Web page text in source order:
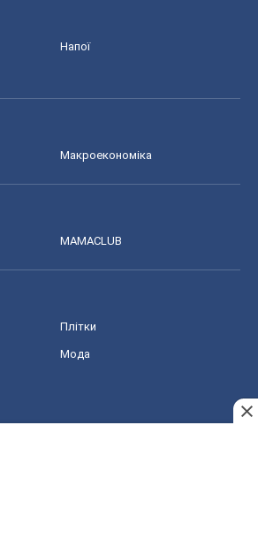
Напої
Макроекономіка
MAMACLUB
Плітки
Мода